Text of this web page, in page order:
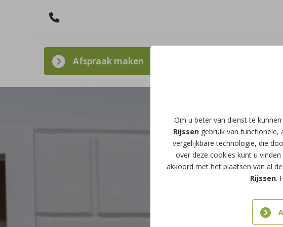
Om u beter van dienst te
Rijssen gebruik van functionele,
vergelijkbare technologie, die
over deze cookies kunt u vinden
akkoord met het plaatsen van al
Rijssen.
Afspraak maken